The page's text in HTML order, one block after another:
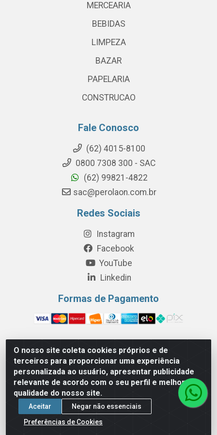
O nosso site coleta cookies próprios e de
terceiros para proporcionar uma experiência
personalizada ao usuário, apresentar publicidade
relevante de acordo com o seu perfil e melhorar a
qualidade do nosso site.
Aceitar
Negar não essenciais
Preferências de Cookies
MERCEARIA
BEBIDAS
LIMPEZA
BAZAR
PAPELARIA
CONSTRUCAO
Fale Conosco
(62) 4015-8100
0800 7308 300 - SAC
(62) 99821-4822
sac@perolaon.com.br
Redes Sociais
Instagram
Facebook
YouTube
Linkedin
Formas de Pagamento
Perola Distribuição e Logística S/A - Av. Anhanguera km 24 N°
200 Bloco 12-A -Jardim Jaraguá, São Paulo/SP - Cep 05.275-
000 - CNPJ 06.204.131/0001-77